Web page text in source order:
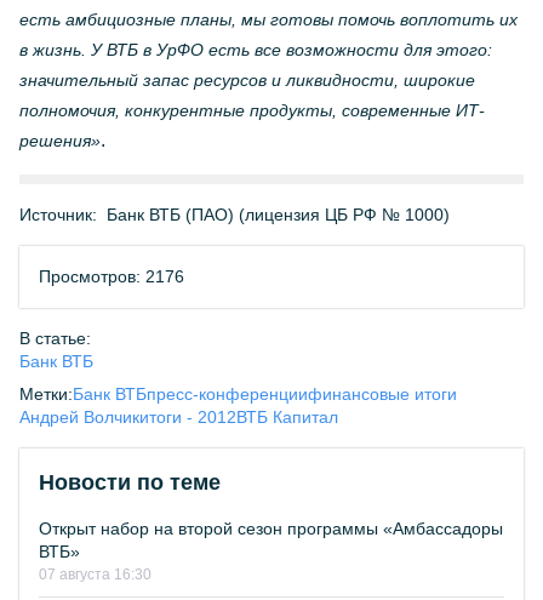
есть амбициозные планы, мы готовы помочь воплотить их
в жизнь. У ВТБ в УрФО есть все возможности для этого:
значительный запас ресурсов и ликвидности, широкие
полномочия, конкурентные продукты, современные ИТ-
решения».
Источник: Банк ВТБ (ПАО) (лицензия ЦБ РФ № 1000)
Просмотров: 2176
В статье:
Банк ВТБ
Метки:Банк ВТБпресс-конференциифинансовые итоги
Андрей Волчикитоги - 2012ВТБ Капитал
Новости по теме
Открыт набор на второй сезон программы «Амбассадоры
ВТБ»
07 августа 16:30